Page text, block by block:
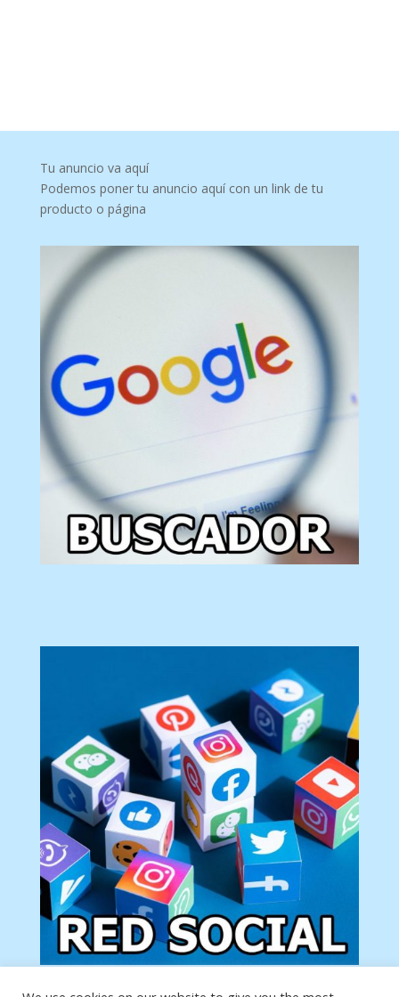
Tu anuncio va aquí
Podemos poner tu anuncio aquí con un link de tu
producto o página